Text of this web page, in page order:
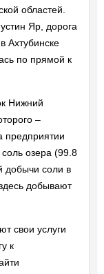
областей.
Яр, дорога
Ахтубинске
по прямой к
Нижний
–
предприятии
озера (99.8
добычи соли в
добывают
свои услуги
к